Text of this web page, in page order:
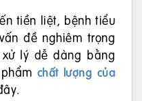
tiền liệt, bệnh tiểu
đề nghiêm trọng
lý dễ dàng bằng
chất lượng của